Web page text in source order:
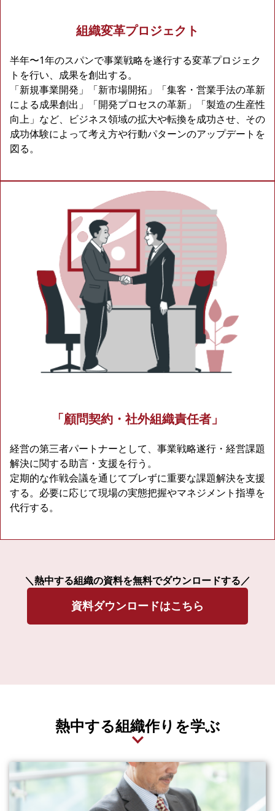
組織変革プロジェクト
半年〜1年のスパンで事業戦略を遂行する変革プロジェク
トを行い、成果を創出する。
「新規事業開発」「新市場開拓」「集客・営業手法の革新
による成果創出」「開発プロセスの革新」「製造の生産性
向上」など、ビジネス領域の拡大や転換を成功させ、その
成功体験によって考え方や行動パターンのアップデートを
図る。
「顧問契約・社外組織責任者」
経営の第三者パートナーとして、事業戦略遂行・経営課題
解決に関する助言・支援を行う。
定期的な作戦会議を通じてブレずに重要な課題解決を支援
する。必要に応じて現場の実態把握やマネジメント指導を
代行する。
＼熱中する組織の資料を無料でダウンロードする／
資料ダウンロードはこちら
熱中する組織作りを学ぶ